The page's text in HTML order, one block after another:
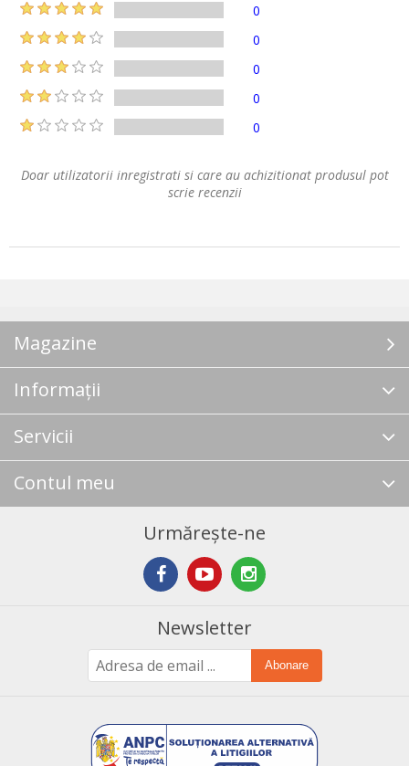
0
0
0
0
0
Doar utilizatorii inregistrati si care au achizitionat produsul pot
scrie recenzii
Magazine
Informații
Servicii
Contul meu
Urmărește-ne
Newsletter
Abonare